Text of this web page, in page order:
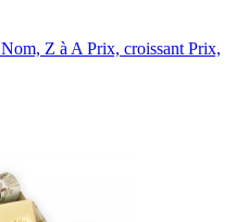
Nom, Z à A Prix, croissant Prix,